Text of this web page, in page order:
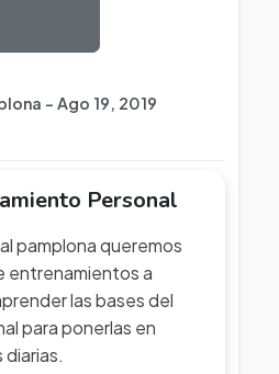
- Ago 19, 2019
Personal
pamplona queremos
entrenamientos a
las bases del
para ponerlas en